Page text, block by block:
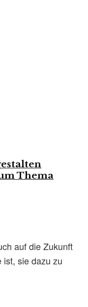
Thema
auf die Zukunft
ist, sie dazu zu